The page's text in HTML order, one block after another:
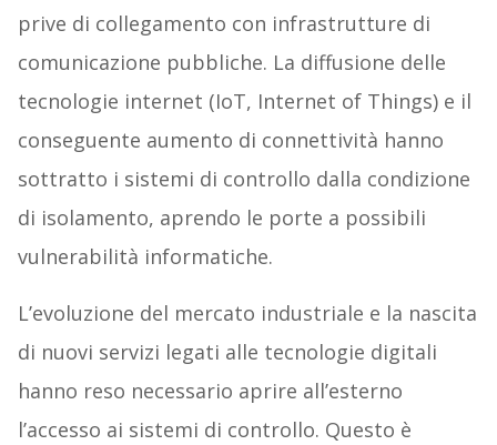
prive di collegamento con infrastrutture di
comunicazione pubbliche. La diffusione delle
tecnologie internet (IoT, Internet of Things) e il
conseguente aumento di connettività hanno
sottratto i sistemi di controllo dalla condizione
di isolamento, aprendo le porte a possibili
vulnerabilità informatiche.
L’evoluzione del mercato industriale e la nascita
di nuovi servizi legati alle tecnologie digitali
hanno reso necessario aprire all’esterno
l’accesso ai sistemi di controllo. Questo è